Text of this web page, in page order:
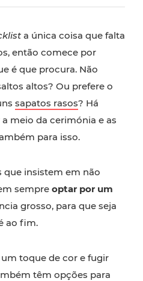
a única coisa que falta
então comece por
é que procura. Não
altos? Ou prefere o
sapatos rasos? Há
meio da cerimónia e as
para isso.
que insistem em não
sempre optar por um
grosso, para que seja
ao fim.
toque de cor e fugir
têm opções para